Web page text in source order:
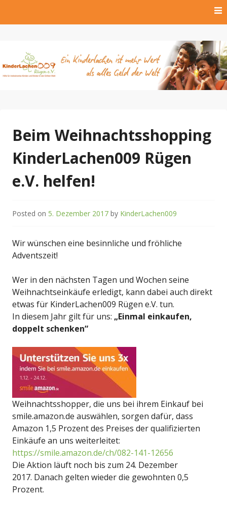
e.V.
Beim Weihnachtsshopping
KinderLachen009 Rügen
e.V. helfen!
Posted on 5. Dezember 2017 by KinderLachen009
Wir wünschen eine besinnliche und fröhliche
Adventszeit!
Wer in den nächsten Tagen und Wochen seine
Weihnachtseinkäufe erledigt, kann dabei auch direkt
etwas für KinderLachen009 Rügen e.V. tun.
In diesem Jahr gilt für uns: „Einmal einkaufen,
doppelt schenken“
Weihnachtsshopper, die uns bei ihrem Einkauf bei
smile.amazon.de auswählen, sorgen dafür, dass
Amazon 1,5 Prozent des Preises der qualifizierten
Einkäufe an uns weiterleitet:
https://smile.amazon.de/ch/082-141-12656
Die Aktion läuft noch bis zum 24. Dezember
2017. Danach gelten wieder die gewohnten 0,5
Prozent.